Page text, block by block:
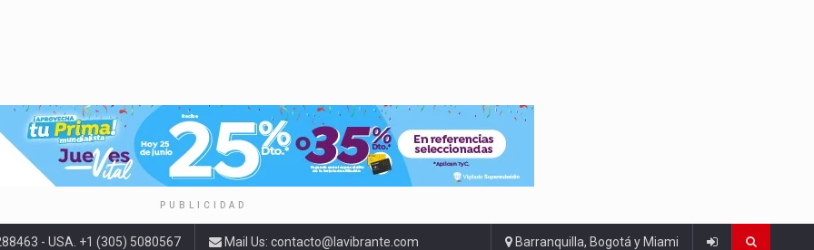
PUBLICIDAD
- USA. +1 (305) 5080567 Mail Us: contacto@lavibrante.com Barranquilla, Bogotá y Miami